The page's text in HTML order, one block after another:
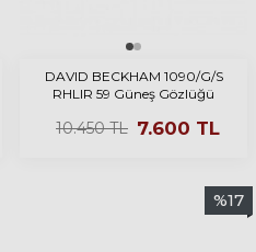
DAVID BECKHAM 1090/G/S
RHLIR 59 Güneş Gözlüğü
10.450TL 7.600 TL
%17